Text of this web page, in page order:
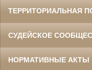
ТЕРРИТОРИАЛЬНАЯ
СУДЕЙСКОЕ
НОРМАТИВНЫЕ АКТЫ